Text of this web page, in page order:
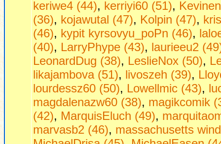
keriwe4 (44), kerriyi60 (51),
(36), kojawutal (47), Kolpin (47),
(46), kypit kyrsovyu_poPn (46),
(40), LarryPhype (43), laurieeu2
LeonardDug (38), LeslieNox (50),
likajambova (51), livoszeh (39),
lourdessz60 (50), Lowellmic (43),
magdalenazw60 (38), magikcomik
(42), MarquisEluch (49),
marvasb2 (46), massachusetts